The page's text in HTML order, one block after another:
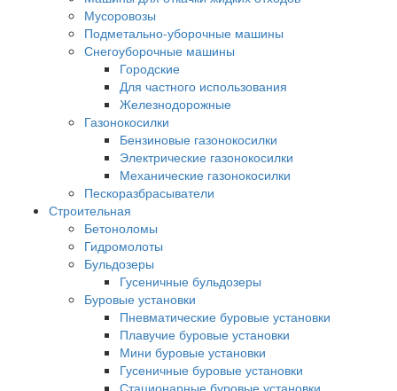
Мусоровозы
Подметально-уборочные машины
Снегоуборочные машины
Городские
Для частного использования
Железнодорожные
Газонокосилки
Бензиновые газонокосилки
Электрические газонокосилки
Механические газонокосилки
Пескоразбрасыватели
Строительная
Бетоноломы
Гидромолоты
Бульдозеры
Гусеничные бульдозеры
Буровые установки
Пневматические буровые установки
Плавучие буровые установки
Мини буровые установки
Гусеничные буровые установки
Стационарные буровые установки